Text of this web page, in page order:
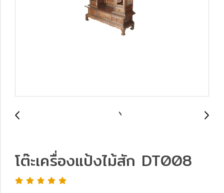
โต๊ะเครื่องแป้งไม้สัก DT008